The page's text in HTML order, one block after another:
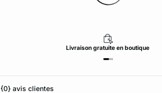
Livraison gratuite en boutique
{0} avis clientes